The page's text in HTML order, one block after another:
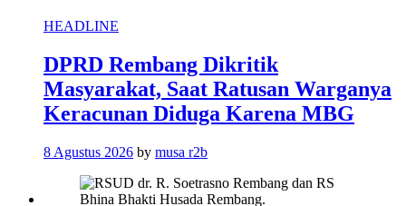
HEADLINE
DPRD Rembang Dikritik
Masyarakat, Saat Ratusan Warganya
Keracunan Diduga Karena MBG
8 Agustus 2026 by musa r2b